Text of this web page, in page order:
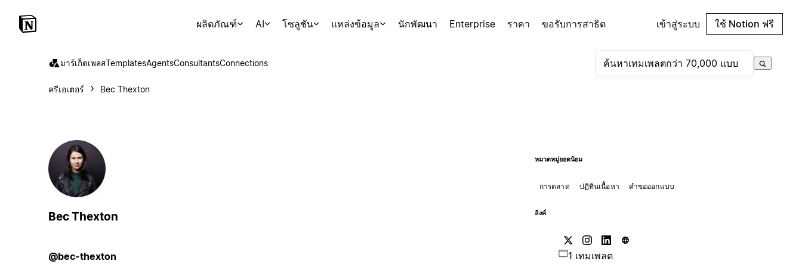
ผลิตภัณฑ์ AI โซลูชัน แหล่งข้อมูล นักพัฒนา Enterprise ราคา ขอรับการสาธิต เข้าสู่ระบบ ใช้ Notion ฟรี
มาร์เก็ตเพลสTemplatesAgentsConsultantsConnections
ครีเอเตอร์ Bec Thexton
Bec Thexton
@bec-thexton
หมวดหมู่ยอดนิยม
การตลาด ปฏิทินเนื้อหา คำขอออกแบบ
ลิงค์
1 เทมเพลต